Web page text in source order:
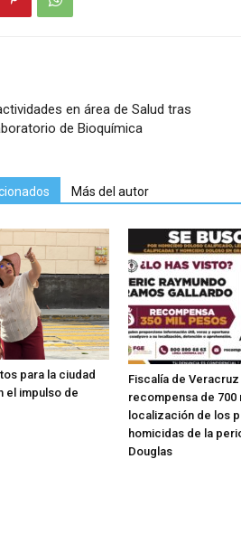
en área de Salud tras
de Bioquímica
Más del autor
para la ciudad
el impulso de
Fiscalía de
recompensa de 700
localización de los
homicidas de la
Douglas